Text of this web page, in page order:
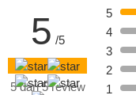
5 /5
5 dari 5 review
5
4
3
2
1